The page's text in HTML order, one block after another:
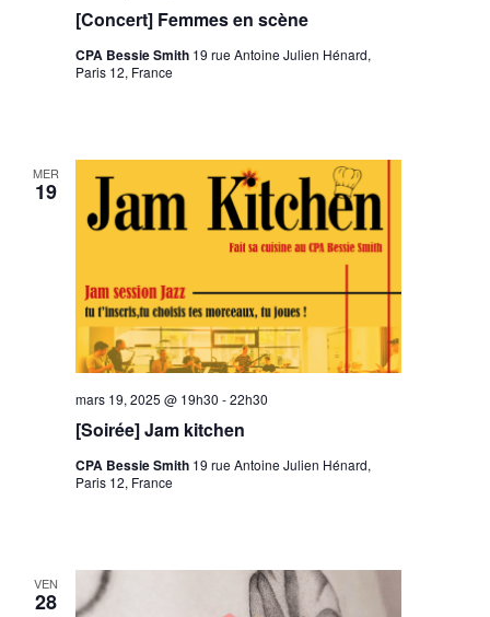
[Concert] Femmes en scène
CPA Bessie Smith 19 rue Antoine Julien Hénard,
Paris 12, France
MER
19
[Soirée] Jam kitchen
mars 19, 2025 @ 19h30 -22h30
CPA Bessie Smith 19 rue Antoine Julien Hénard,
Paris 12, France
VEN
28